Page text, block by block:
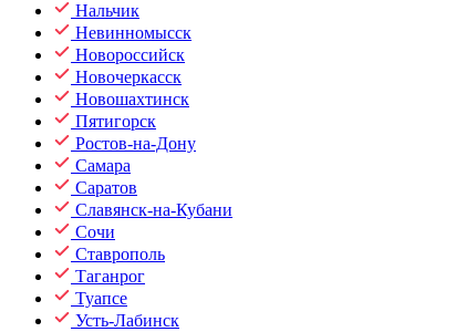
Нальчик
Невинномысск
Новороссийск
Новочеркасск
Новошахтинск
Пятигорск
Ростов-на-Дону
Самара
Саратов
Славянск-на-Кубани
Сочи
Ставрополь
Таганрог
Туапсе
Усть-Лабинск